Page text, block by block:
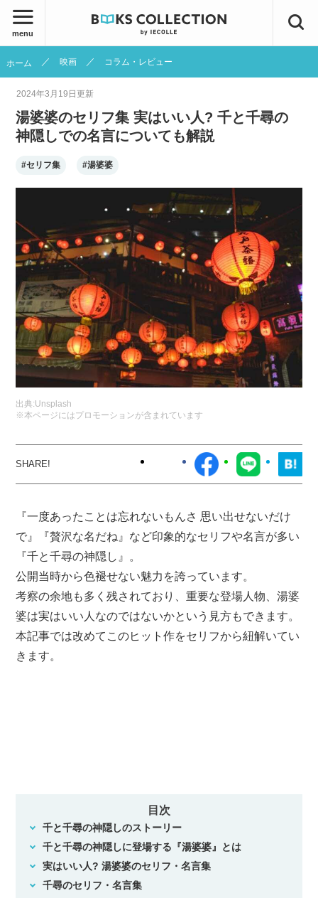
menu
ホーム 映画 コラム・レビュー
2024年3月19日更新
湯婆婆のセリフ集 実はいい人? 千と千尋の
神隠しでの名言についても解説
#セリフ集 #湯婆婆
出典:Unsplash
※本ページにはプロモーションが含まれています
『一度あったことは忘れないもんさ 思い出せないだけ
で』『贅沢な名だね』など印象的なセリフや名言が多い
『千と千尋の神隠し』。
公開当時から色褪せない魅力を誇っています。
考察の余地も多く残されており、重要な登場人物、湯婆
婆は実はいい人なのではないかという見方もできます。
本記事では改めてこのヒット作をセリフから紐解いてい
きます。
目次
千と千尋の神隠しのストーリー
千と千尋の神隠しに登場する『湯婆婆』とは
実はいい人? 湯婆婆のセリフ・名言集
千尋のセリフ・名言集